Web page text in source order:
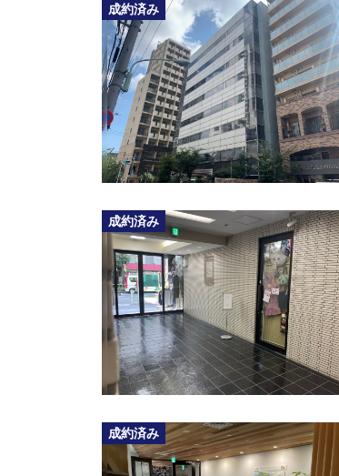
成約済み
成約済み
成約済み